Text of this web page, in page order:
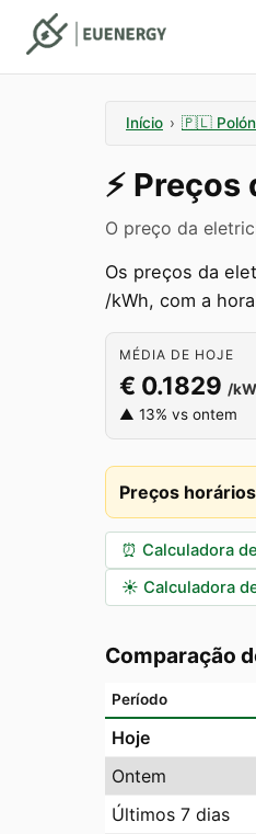
Início › 🇵🇱
⚡️ Preços
O preço da
Os preços da
/kWh, com a
MÉDIA DE HOJE
€ 0.1829 /
▲ 13% vs ontem
Preços
⏰ Calculadora
☀️ Calculadora
Comparação
Período
Hoje
Ontem
Últimos 7 dias